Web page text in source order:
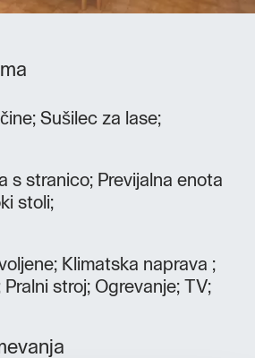
Sušilec za lase;
s stranico; Previjalna enota
stoli;
Klimatska naprava ;
Pralni stroj; Ogrevanje; TV;